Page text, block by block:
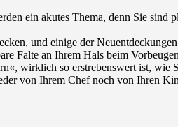
ein akutes Thema, denn Sie
und einige der
Falte an Ihrem Hals beim
wirklich so erstrebenswert ist, wie
von Ihrem Chef noch von Ihren